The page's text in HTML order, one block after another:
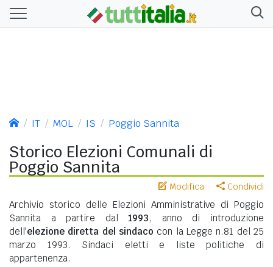
IT MOL IS Poggio Sannita
Storico Elezioni Comunali di
Poggio Sannita
Modifica Condividi
Archivio storico delle Elezioni Amministrative di Poggio
Sannita a partire dal1993, anno di introduzione
dell'elezione diretta del sindaco con la Legge n.81 del 25
marzo 1993. Sindaci eletti e liste politiche di
appartenenza.